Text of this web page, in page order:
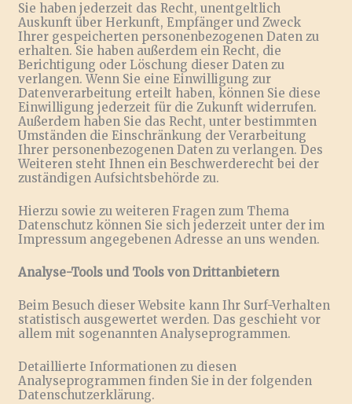
Sie haben jederzeit das Recht, unentgeltlich
Auskunft über Herkunft, Empfänger und Zweck
Ihrer gespeicherten personenbezogenen Daten zu
erhalten. Sie haben außerdem ein Recht, die
Berichtigung oder Löschung dieser Daten zu
verlangen. Wenn Sie eine Einwilligung zur
Datenverarbeitung erteilt haben, können Sie diese
Einwilligung jederzeit für die Zukunft widerrufen.
Außerdem haben Sie das Recht, unter bestimmten
Umständen die Einschränkung der Verarbeitung
Ihrer personenbezogenen Daten zu verlangen. Des
Weiteren steht Ihnen ein Beschwerderecht bei der
zuständigen Aufsichtsbehörde zu.
Hierzu sowie zu weiteren Fragen zum Thema
Datenschutz können Sie sich jederzeit unter der im
Impressum angegebenen Adresse an uns wenden.
Analyse-Tools und Tools von Drittanbietern
Beim Besuch dieser Website kann Ihr Surf-Verhalten
statistisch ausgewertet werden. Das geschieht vor
allem mit sogenannten Analyseprogrammen.
Detaillierte Informationen zu diesen
Analyseprogrammen finden Sie in der folgenden
Datenschutzerklärung.